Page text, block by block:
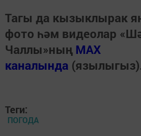
Тагы да кызыклырак
фото һәм видеолар
Чаллы»ның MAX
каналында
Теги:
ПОГОДА